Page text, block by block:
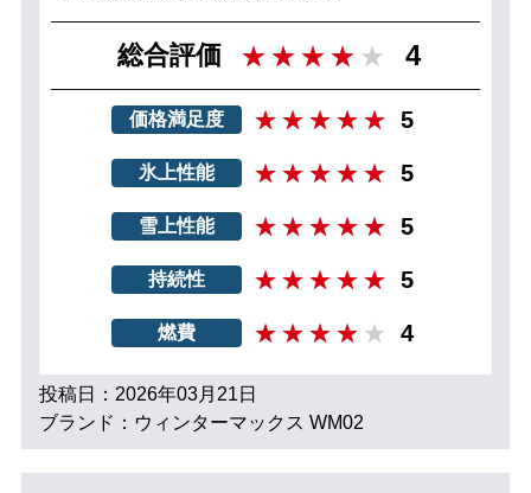
総合評価 4
価格満足度 5
氷上性能 5
雪上性能 5
持続性 5
燃費 4
投稿日：2026年03月21日
ブランド：ウィンターマックス WM02